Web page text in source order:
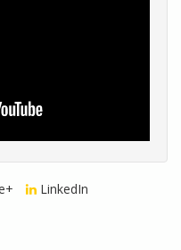
LinkedIn